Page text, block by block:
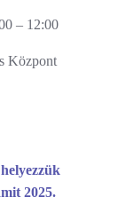
– 12:00
Központ
2025.